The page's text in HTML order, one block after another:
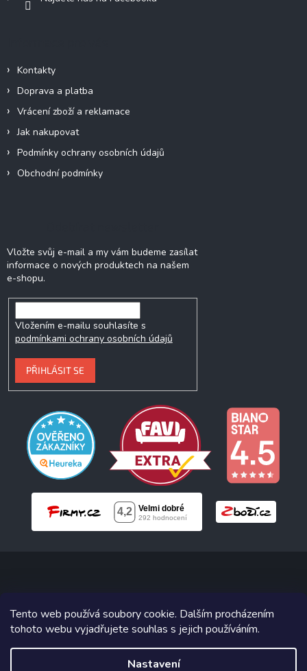
Tento web používá soubory cookie. Dalším procházením
tohoto webu vyjadřujete souhlas s jejich používáním.
Nastavení
Kontakty
Doprava a platba
Vrácení zboží a reklamace
Jak nakupovat
Podmínky ochrany osobních údajů
Obchodní podmínky
Vložte svůj e-mail a my vám budeme zasílat
informace o nových produktech na našem
e-shopu.
Vložením e-mailu souhlasíte s
podmínkami ochrany osobních údajů
PŘIHLÁSIT SE
Copyright 2026 Neonabytek.cz
. Všechna práva vyhrazena.
Grafický návrh vytvořil a na Shoptet implementoval Tomáš Hlad
Shoptetak.cz.